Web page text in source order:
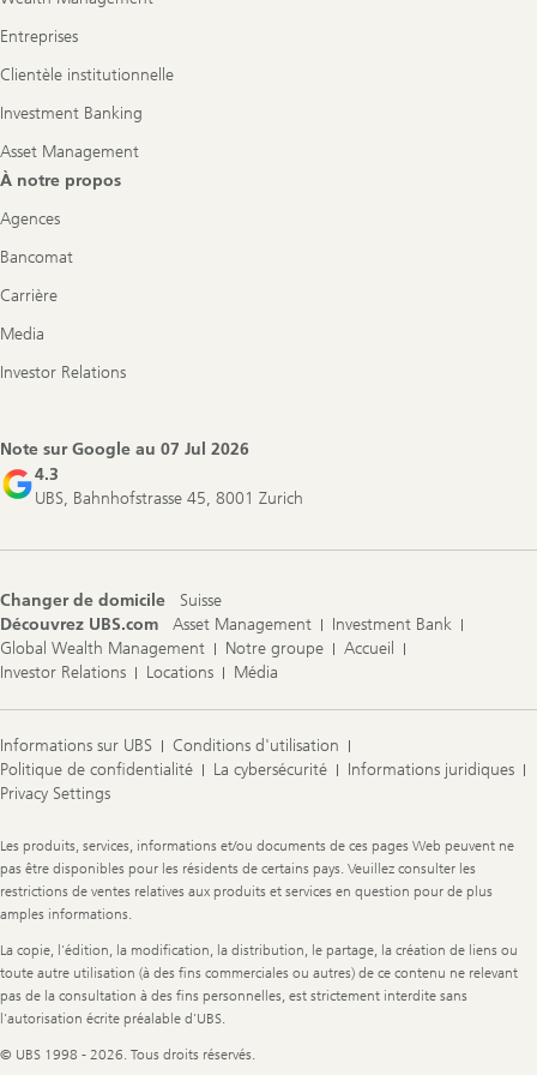
Entreprises
Clientèle institutionnelle
Investment Banking
Asset Management
À notre propos
Agences
Bancomat
Carrière
Media
Investor Relations
Note sur Google au 07 Jul 2026
4.3
UBS, Bahnhofstrasse 45, 8001 Zurich
Changer de domicile
Suisse
Découvrez UBS.com
Asset Management
Investment Bank
Global Wealth Management
Notre groupe
Accueil
Investor Relations
Locations Média
Informations sur UBS
Conditions d'utilisation
Politique de confidentialité
La cybersécurité
Informations juridiques
Privacy Settings
Legal
Information
Les produits, services, informations et/ou documents de ces pages Web peuvent ne
pas être disponibles pour les résidents de certains pays. Veuillez consulter les
restrictions de ventes relatives aux produits et services en question pour de plus
amples informations.
La copie, l'édition, la modification, la distribution, le partage, la création de liens ou
toute autre utilisation (à des fins commerciales ou autres) de ce contenu ne relevant
pas de la consultation à des fins personnelles, est strictement interdite sans
l'autorisation écrite préalable d'UBS.
© UBS 1998 - 2026. Tous droits réservés.